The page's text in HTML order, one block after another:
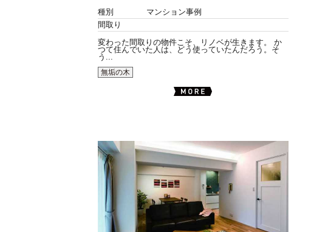
種別
マンション事例
間取り
変わった間取りの物件こそ、リノベが生きます。 か
つて住んでいた人は、どう使っていたんだろう。そ
う...
無垢の木